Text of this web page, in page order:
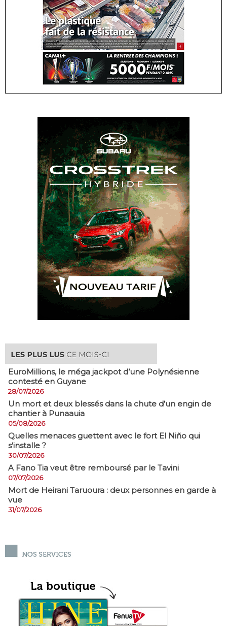
EuroMillions, ​le méga jackpot d’une Polynésienne
contesté en Guyane
28/07/2026
​Un mort et deux blessés dans la chute d’un engin de
chantier à Punaauia
05/08/2026
Quelles menaces guettent avec le fort El Niño qui
s’installe ?
30/07/2026
A Fano Tia veut être remboursé par le Tavini
07/07/2026
Mort de Heirani Taruoura : deux personnes en garde à
vue
31/07/2026